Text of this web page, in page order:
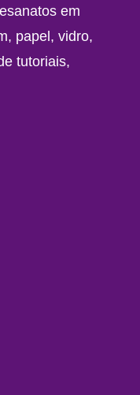
em
papel, vidro,
tutoriais,